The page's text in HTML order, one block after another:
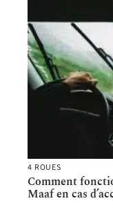
4 ROUES
Comment
Maaf en cas